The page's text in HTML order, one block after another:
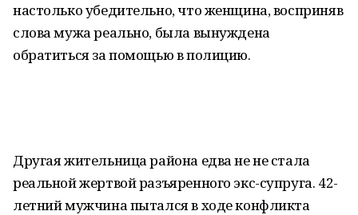
настолько убедительно, что женщина, восприняв
слова мужа реально, была вынуждена
обратиться за помощью в полицию.
Другая жительница района едва не не стала
реальной жертвой разъяренного экс-супруга. 42-
летний мужчина пытался в ходе конфликта